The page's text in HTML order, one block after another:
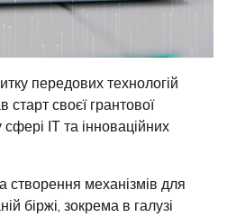
передових технологій
своєї грантової
ІТ та інноваційних
створення механізмів для
біржі, зокрема в галузі